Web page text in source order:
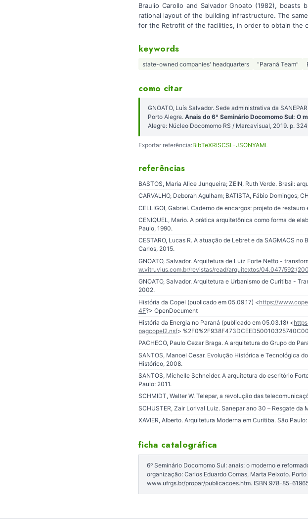
Braulio Carollo and Salvador Gnoato (1982),
rational layout of the building infrastructure. The
for the Retrofit of the facilities, in order to obtain the
keywords
state-owned companies' headquarters “Paraná Team”
como citar
GNOATO, Luís Salvador. Sede administrativa da
Porto Alegre. Anais do 6º Seminário Docomomo Sul: O
Alegre: Núcleo Docomomo RS / Marcavisual, 2019. p.
Exportar referência:BibTeXRISCSL-JSONYAML
referências
BASTOS, Maria Alice Junqueira; ZEIN, Ruth Verde. Brasil:
CARVALHO, Deborah Agulham; BATISTA, Fábio Domingos;
CELLIGOI, Gabriel. Caderno de encargos: projeto de
CENIQUEL, Mario. A prática arquitetônica como forma de
Paulo, 1990.
CESTARO, Lucas R. A atuação de Lebret e da SAGMACS
Carlos, 2015.
GNOATO, Salvador. Arquitetura de Luiz Forte Netto -
w.vitruvius.com.br/revistas/read/arquitextos/04.047/
GNOATO, Salvador. Arquitetura e Urbanismo de Curitiba -
2002.
História da Copel (publicado em 05.09.17) <https://
4F?> OpenDocument
História da Energia no Paraná (publicado em 05.03.18) <
pagcopel2.nsf>
PACHECO, Paulo Cezar Braga. A arquitetura do Grupo do
SANTOS, Manoel Cesar. Evolução Histórica e Tecnológica
Histórico, 2008.
SANTOS, Michelle Schneider. A arquitetura do escritório
Paulo: 2011.
SCHMIDT, Walter W. Telepar, a revolução das
SCHUSTER, Zair Lorival Luiz. Sanepar ano 30 – Resgate da
XAVIER, Alberto. Arquitetura Moderna em Curitiba. São
ficha catalográfica
6º Seminário Docomomo Sul: anais: o moderno e
organização: Carlos Eduardo Comas, Marta Peixoto.
www.ufrgs.br/propar/publicacoes.htm. ISBN 978-85-